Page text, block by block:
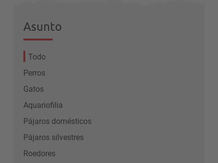
Asunto
Todo
Perros
Gatos
Aquariofilia
Pájaros domésticos
Pájaros silvestres
Roedores